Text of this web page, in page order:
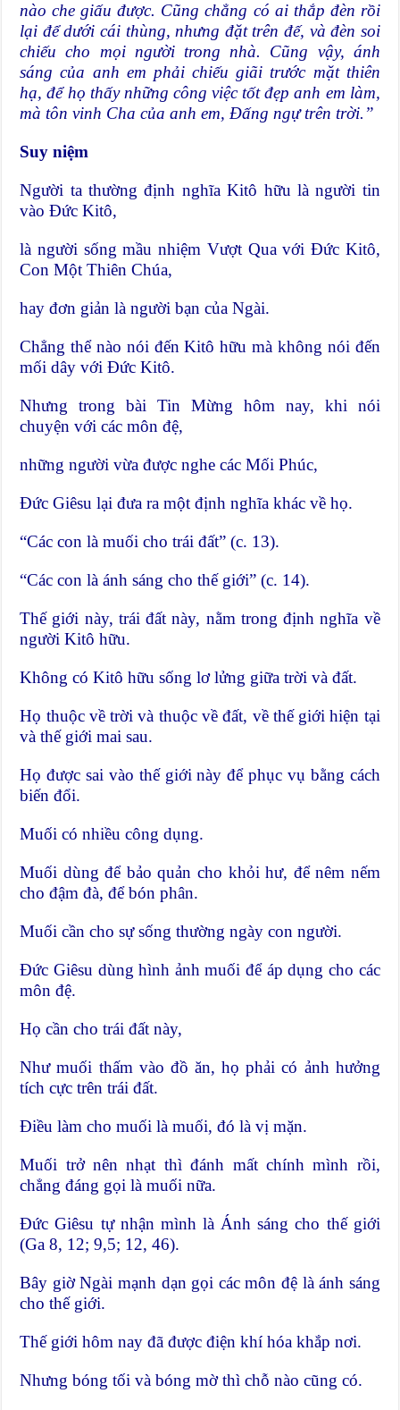
nào che giấu được. Cũng chẳng có ai thắp đèn rồi
lại để dưới cái thùng, nhưng đặt trên đế, và đèn soi
chiếu cho mọi người trong nhà. Cũng vậy, ánh
sáng của anh em phải chiếu giãi trước mặt thiên
hạ, để họ thấy những công việc tốt đẹp anh em làm,
mà tôn vinh Cha của anh em, Đấng ngự trên trời.”
Suy niệm
Người ta thường định nghĩa Kitô hữu là người tin
vào Đức Kitô,
là người sống mầu nhiệm Vượt Qua với Đức Kitô,
Con Một Thiên Chúa,
hay đơn giản là người bạn của Ngài.
Chẳng thể nào nói đến Kitô hữu mà không nói đến
mối dây với Đức Kitô.
Nhưng trong bài Tin Mừng hôm nay, khi nói
chuyện với các môn đệ,
những người vừa được nghe các Mối Phúc,
Đức Giêsu lại đưa ra một định nghĩa khác về họ.
“Các con là muối cho trái đất” (c. 13).
“Các con là ánh sáng cho thế giới” (c. 14).
Thế giới này, trái đất này, nằm trong định nghĩa về
người Kitô hữu.
Không có Kitô hữu sống lơ lửng giữa trời và đất.
Họ thuộc về trời và thuộc về đất, về thế giới hiện tại
và thế giới mai sau.
Họ được sai vào thế giới này để phục vụ bằng cách
biến đổi.
Muối có nhiều công dụng.
Muối dùng để bảo quản cho khỏi hư, để nêm nếm
cho đậm đà, để bón phân.
Muối cần cho sự sống thường ngày con người.
Đức Giêsu dùng hình ảnh muối để áp dụng cho các
môn đệ.
Họ cần cho trái đất này,
Như muối thấm vào đồ ăn, họ phải có ảnh hưởng
tích cực trên trái đất.
Điều làm cho muối là muối, đó là vị mặn.
Muối trở nên nhạt thì đánh mất chính mình rồi,
chẳng đáng gọi là muối nữa.
Đức Giêsu tự nhận mình là Ánh sáng cho thế giới
(Ga 8, 12; 9,5; 12, 46).
Bây giờ Ngài mạnh dạn gọi các môn đệ là ánh sáng
cho thế giới.
Thế giới hôm nay đã được điện khí hóa khắp nơi.
Nhưng bóng tối và bóng mờ thì chỗ nào cũng có.